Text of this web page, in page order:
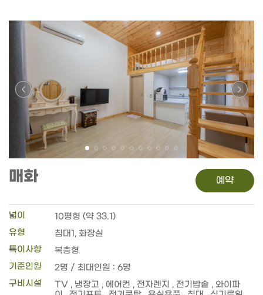
매화 예약
넓이
10평형 (약 33.1)
유형
침대1, 화장실
특이사항
복층형
기준인원
2명 / 최대인원 : 6명
구비시설